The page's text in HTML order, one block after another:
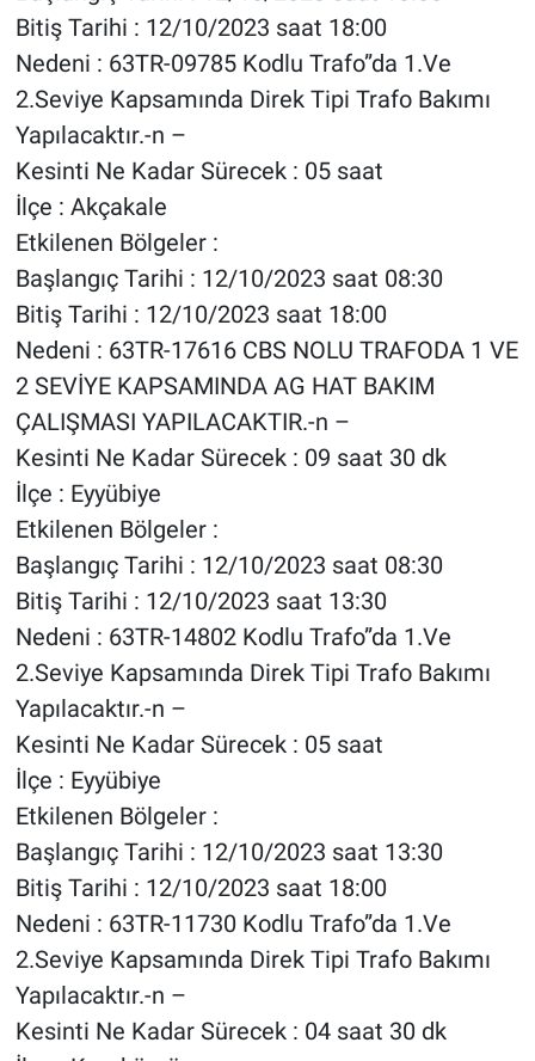
Bitiş Tarihi : 12/10/2023 saat 18:00
Nedeni : 63TR-09785 Kodlu Trafo”da 1.Ve
2.Seviye Kapsamında Direk Tipi Trafo Bakımı
Yapılacaktır.-n –
Kesinti Ne Kadar Sürecek : 05 saat
İlçe : Akçakale
Etkilenen Bölgeler :
Başlangıç Tarihi : 12/10/2023 saat 08:30
Bitiş Tarihi : 12/10/2023 saat 18:00
Nedeni : 63TR-17616 CBS NOLU TRAFODA 1 VE
2 SEVİYE KAPSAMINDA AG HAT BAKIM
ÇALIŞMASI YAPILACAKTIR.-n –
Kesinti Ne Kadar Sürecek : 09 saat 30 dk
İlçe : Eyyübiye
Etkilenen Bölgeler :
Başlangıç Tarihi : 12/10/2023 saat 08:30
Bitiş Tarihi : 12/10/2023 saat 13:30
Nedeni : 63TR-14802 Kodlu Trafo”da 1.Ve
2.Seviye Kapsamında Direk Tipi Trafo Bakımı
Yapılacaktır.-n –
Kesinti Ne Kadar Sürecek : 05 saat
İlçe : Eyyübiye
Etkilenen Bölgeler :
Başlangıç Tarihi : 12/10/2023 saat 13:30
Bitiş Tarihi : 12/10/2023 saat 18:00
Nedeni : 63TR-11730 Kodlu Trafo”da 1.Ve
2.Seviye Kapsamında Direk Tipi Trafo Bakımı
Yapılacaktır.-n –
Kesinti Ne Kadar Sürecek : 04 saat 30 dk